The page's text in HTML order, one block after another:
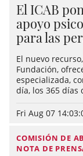
El ICAB
apoyo
para las
El nuevo
Fundación,
especializada,
día, los 365 días
Fri Aug 07
COMISIÓN DE
NOTA DE